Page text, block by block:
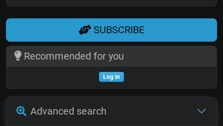
SUBSCRIBE
Recommended for you
Log in
Advanced search